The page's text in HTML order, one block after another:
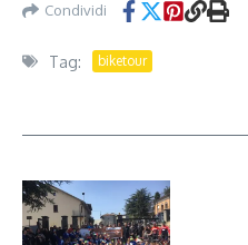
Condividi
Tag: biketour